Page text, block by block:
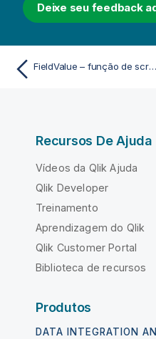
Deixe seu feedback
FieldValue – função de script e gráfico
Recursos De Ajuda
Vídeos da Qlik Ajuda
Qlik Developer
Treinamento
Aprendizagem do Qlik
Qlik Customer Portal
Biblioteca de recursos
Produtos
DATA INTEGRATION